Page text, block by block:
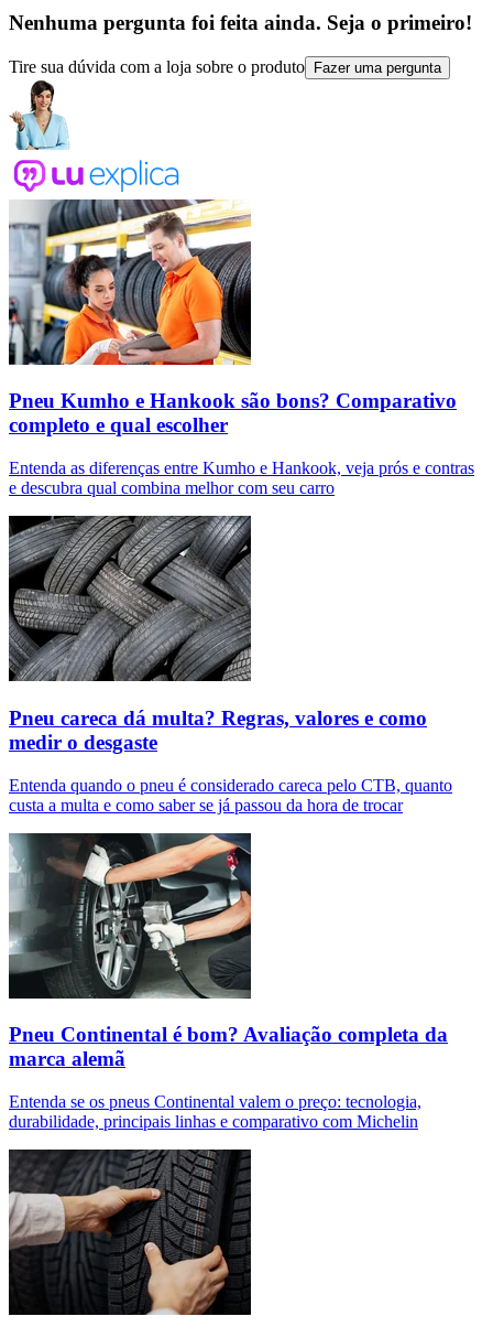
Nenhuma pergunta foi feita ainda. Seja o primeiro!
Tire sua dúvida com a loja sobre o produto Fazer uma pergunta
Pneu Kumho e Hankook são bons? Comparativo
completo e qual escolher
Entenda as diferenças entre Kumho e Hankook, veja prós e contras
e descubra qual combina melhor com seu carro
Pneu careca dá multa? Regras, valores e como
medir o desgaste
Entenda quando o pneu é considerado careca pelo CTB, quanto
custa a multa e como saber se já passou da hora de trocar
Pneu Continental é bom? Avaliação completa da
marca alemã
Entenda se os pneus Continental valem o preço: tecnologia,
durabilidade, principais linhas e comparativo com Michelin